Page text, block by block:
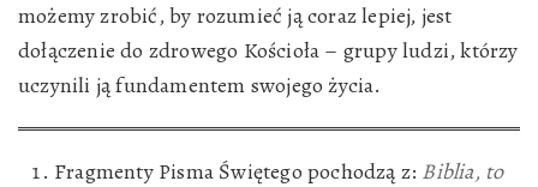
możemy zrobić, by rozumieć ją coraz lepiej, jest
dołączenie do zdrowego Kościoła – grupy ludzi, którzy
uczynili ją fundamentem swojego życia.
Fragmenty Pisma Świętego pochodzą z: Biblia, to